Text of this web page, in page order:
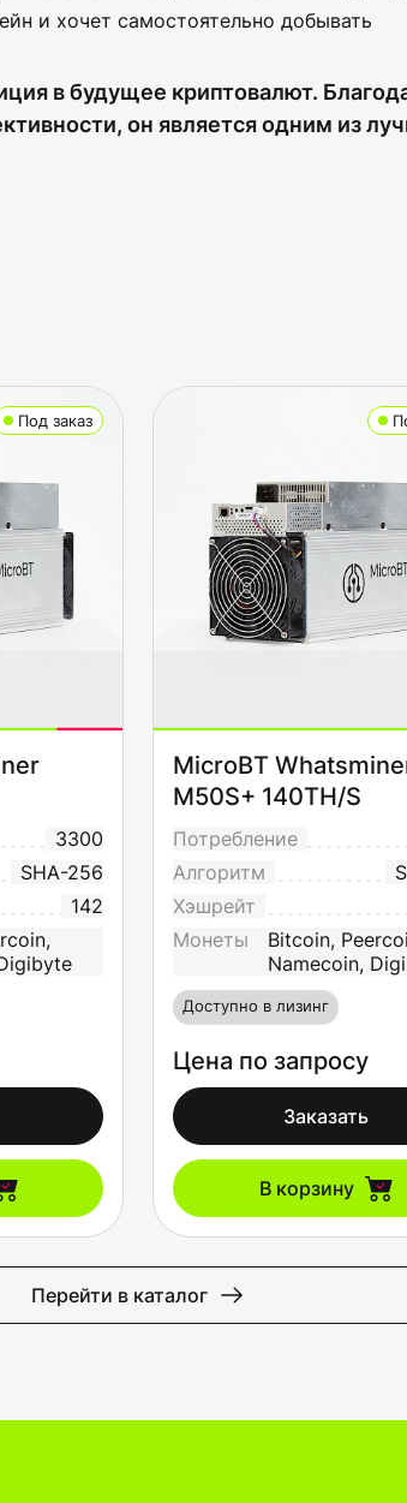
и хочет самостоятельно добывать
в будущее криптовалют.
он является одним из
Под заказ
3300
SHA-256
142
MicroBT
M50S+ 140TH/S
Потребление
Алгоритм
Хэшрейт
Монеты
Bitcoin,
Namecoin,
Доступно в лизинг
Цена по запросу
Заказать
В корзину
Перейти в каталог